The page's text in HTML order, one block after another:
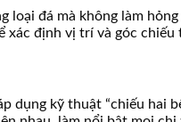
đá mà không làm
xác định vị trí và góc chiếu
kỹ thuật “chiếu hai